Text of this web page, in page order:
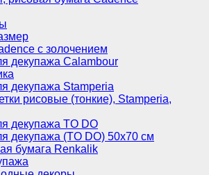
c золочением
декупажа Calambour
декупажа Stamperia
рисовые (тонкие), Stamperia,
декупажа TO DO
декупажа (TO DO) 50х70 см
бумага Renkalik